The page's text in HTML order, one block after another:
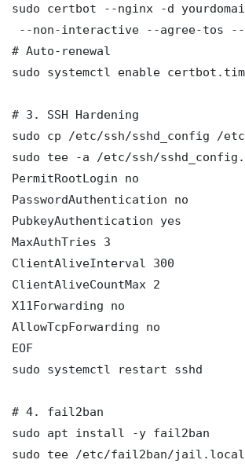
sudo certbot --nginx -d
--non-interactive --agree-tos --
# Auto-renewal
sudo systemctl enable
# 3. SSH Hardening
sudo cp /etc/ssh/sshd_config /
sudo tee -a /etc/ssh/
PermitRootLogin no
PasswordAuthentication no
PubkeyAuthentication yes
MaxAuthTries 3
ClientAliveInterval 300
ClientAliveCountMax 2
X11Forwarding no
AllowTcpForwarding no
EOF
sudo systemctl restart sshd
# 4. fail2ban
sudo apt install -y fail2ban
sudo tee /etc/fail2ban/jail.local